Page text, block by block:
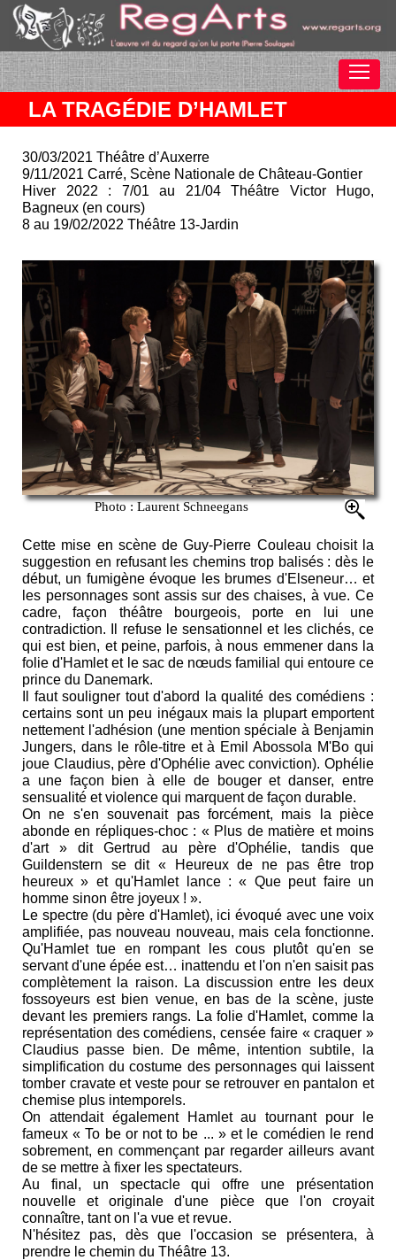
LA TRAGÉDIE D’HAMLET
30/03/2021 Théâtre d’Auxerre
9/11/2021 Carré, Scène Nationale de Château-Gontier
Hiver 2022 : 7/01 au 21/04 Théâtre Victor Hugo,
Bagneux (en cours)
8 au 19/02/2022 Théâtre 13-Jardin
Photo : Laurent Schneegans
Cette mise en scène de Guy-Pierre Couleau choisit la
suggestion en refusant les chemins trop balisés : dès le
début, un fumigène évoque les brumes d'Elseneur… et
les personnages sont assis sur des chaises, à vue. Ce
cadre, façon théâtre bourgeois, porte en lui une
contradiction. Il refuse le sensationnel et les clichés, ce
qui est bien, et peine, parfois, à nous emmener dans la
folie d'Hamlet et le sac de nœuds familial qui entoure ce
prince du Danemark.
Il faut souligner tout d'abord la qualité des comédiens :
certains sont un peu inégaux mais la plupart emportent
nettement l'adhésion (une mention spéciale à Benjamin
Jungers, dans le rôle-titre et à Emil Abossola M'Bo qui
joue Claudius, père d'Ophélie avec conviction). Ophélie
a une façon bien à elle de bouger et danser, entre
sensualité et violence qui marquent de façon durable.
On ne s'en souvenait pas forcément, mais la pièce
abonde en répliques-choc : « Plus de matière et moins
d'art » dit Gertrud au père d'Ophélie, tandis que
Guildenstern se dit « Heureux de ne pas être trop
heureux » et qu'Hamlet lance : « Que peut faire un
homme sinon être joyeux ! ».
Le spectre (du père d'Hamlet), ici évoqué avec une voix
amplifiée, pas nouveau nouveau, mais cela fonctionne.
Qu'Hamlet tue en rompant les cous plutôt qu'en se
servant d'une épée est… inattendu et l'on n'en saisit pas
complètement la raison. La discussion entre les deux
fossoyeurs est bien venue, en bas de la scène, juste
devant les premiers rangs. La folie d'Hamlet, comme la
représentation des comédiens, censée faire « craquer »
Claudius passe bien. De même, intention subtile, la
simplification du costume des personnages qui laissent
tomber cravate et veste pour se retrouver en pantalon et
chemise plus intemporels.
On attendait également Hamlet au tournant pour le
fameux « To be or not to be ... » et le comédien le rend
sobrement, en commençant par regarder ailleurs avant
de se mettre à fixer les spectateurs.
Au final, un spectacle qui offre une présentation
nouvelle et originale d'une pièce que l'on croyait
connaître, tant on l'a vue et revue.
N'hésitez pas, dès que l'occasion se présentera, à
prendre le chemin du Théâtre 13.